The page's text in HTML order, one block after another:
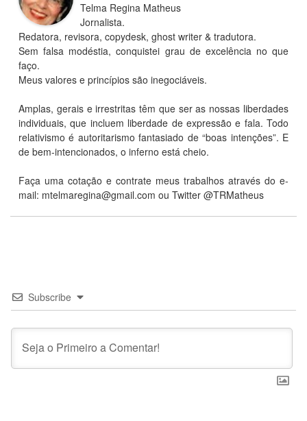
Telma Regina Matheus
Jornalista.
Redatora, revisora, copydesk, ghost writer & tradutora.
Sem falsa modéstia, conquistei grau de excelência no que
faço.
Meus valores e princípios são inegociáveis.
Amplas, gerais e irrestritas têm que ser as nossas liberdades
individuais, que incluem liberdade de expressão e fala. Todo
relativismo é autoritarismo fantasiado de “boas intenções”. E
de bem-intencionados, o inferno está cheio.
Faça uma cotação e contrate meus trabalhos através do e-
mail: mtelmaregina@gmail.com ou Twitter @TRMatheus
Subscribe